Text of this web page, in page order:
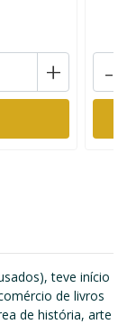
+ -
teve início
de livros
de história, arte